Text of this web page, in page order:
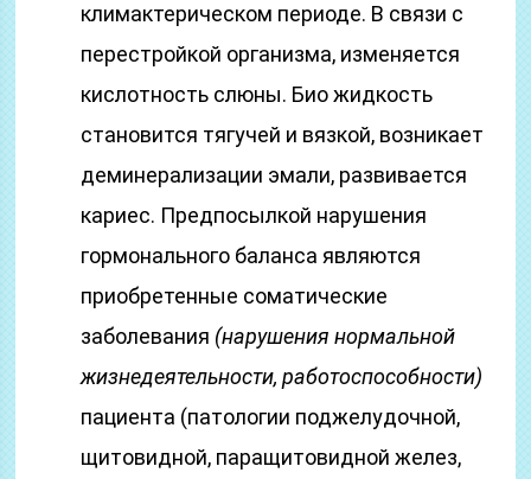
климактерическом периоде. В связи с
перестройкой организма, изменяется
кислотность слюны. Био жидкость
становится тягучей и вязкой, возникает
деминерализации эмали, развивается
кариес. Предпосылкой нарушения
гормонального баланса являются
приобретенные соматические
заболевания (нарушения нормальной
жизнедеятельности, работоспособности)
пациента (патологии поджелудочной,
щитовидной, паращитовидной желез,